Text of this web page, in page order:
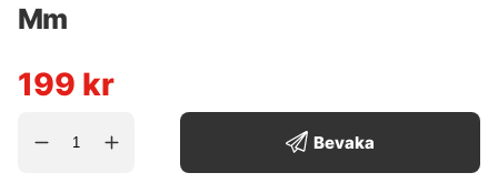
Mm
199 kr
Bevaka